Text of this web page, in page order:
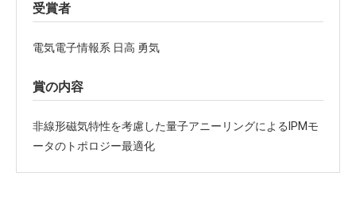
受賞者
電気電子情報系 日高 勇気
賞の内容
非線形磁気特性を考慮した量子アニーリングによるIPMモ
ータのトポロジー最適化